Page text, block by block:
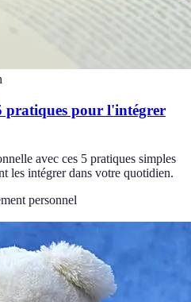
pratiques pour l'intégrer
avec ces 5 pratiques simples
les intégrer dans votre quotidien.
personnel